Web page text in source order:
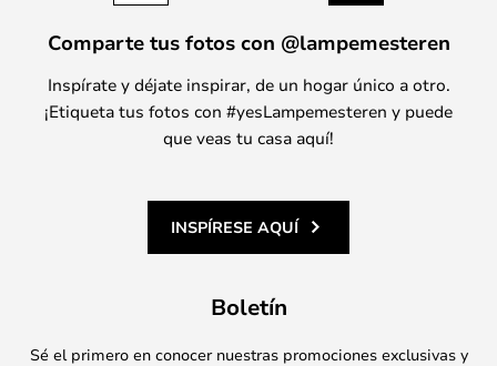
Comparte tus fotos con @lampemesteren
Inspírate y déjate inspirar, de un hogar único a otro.
¡Etiqueta tus fotos con #yesLampemesteren y puede
que veas tu casa aquí!
INSPÍRESE AQUÍ
Boletín
Sé el primero en conocer nuestras promociones exclusivas y